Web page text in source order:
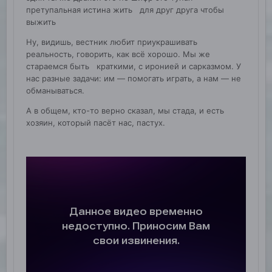
претупальная истина жить для друг друга чтобы
выжить
Ну, видишь, вестник любит приукрашивать
реальность, говорить, как всё хорошо. Мы же
стараемся быть краткими, с иронией и сарказмом. У
нас разные задачи: им — помогать играть, а нам — не
обманываться.
А в общем, кто-то верно сказал, мы стада, и есть
хозяин, который пасёт нас, пастух.